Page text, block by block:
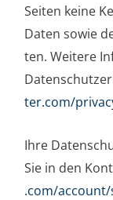
Sei­ten kei­ne
Daten sowie
ten. Wei­te­re
ter​.com/​
Ihre
Sie in den
.com/​